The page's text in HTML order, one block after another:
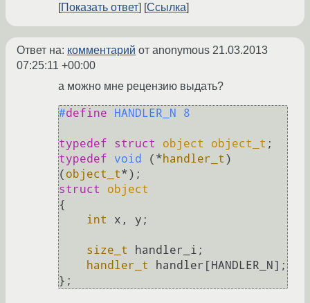
Показать ответ Ссылка
Ответ на: комментарий от anonymous 21.03.2013
07:25:11 +00:00
а можно мне рецензию выдать?
#define HANDLER_N 8
typedef struct object object_t ;
typedef void (*handler_t )
( object_t*)
struct
object
{
int
x, y;
size_t
handler_i;
handler_t
handler[HANDLER_N];